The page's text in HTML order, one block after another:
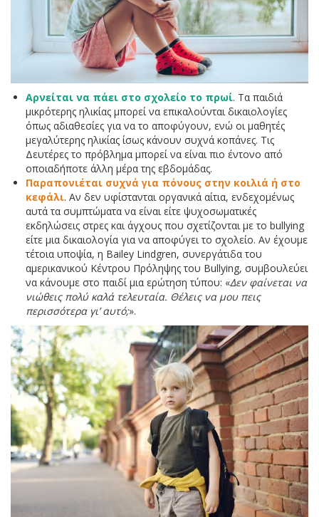
Αρνείται να πάει στο σχολείο το πρωί. Τα παιδιά
μικρότερης ηλικίας μπορεί να επικαλούνται δικαιολογίες
όπως αδιαθεσίες για να το αποφύγουν, ενώ οι μαθητές
μεγαλύτερης ηλικίας ίσως κάνουν συχνά κοπάνες. Τις
Δευτέρες το πρόβλημα μπορεί να είναι πιο έντονο από
οποιαδήποτε άλλη μέρα της εβδομάδας.
Παραπονιέται συχνά για πόνους στην κοιλιά ή στο
κεφάλι. Αν δεν υφίστανται οργανικά αίτια, ενδεχομένως
αυτά τα συμπτώματα να είναι είτε ψυχοσωματικές
εκδηλώσεις στρες και άγχους που σχετίζονται με το bullying
είτε μια δικαιολογία για να αποφύγει το σχολείο. Αν έχουμε
τέτοια υποψία, η Bailey Lindgren, συνεργάτιδα του
αμερικανικού Κέντρου Πρόληψης του Bullying, συμβουλεύει
να κάνουμε στο παιδί μια ερώτηση τύπου: «Δεν φαίνεται να
νιώθεις πολύ καλά τελευταία. Θέλεις να μου πεις
περισσότερα γι’ αυτό;».